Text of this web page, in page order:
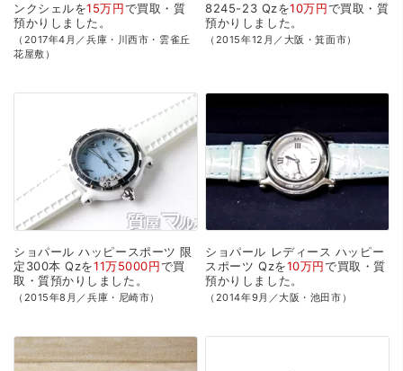
ンクシェルを15万円で買取・質
預かり しました。
（2017年4月／兵庫・川西市・雲雀丘
花屋敷）
8245-23 Qzを10万円で買取・質
預かり しました。
（2015年12月／大阪・箕面市）
ショパール ハッピースポーツ 限
定300本 Qzを11万5000円で買
取・質預かり しました。
（2015年8月／兵庫・尼崎市）
ショパール レディース ハッピー
スポーツ Qzを10万円で買取・質
預かり しました。
（2014年9月／大阪・池田市）